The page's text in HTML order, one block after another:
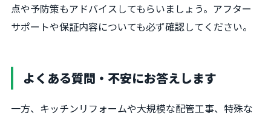
点や予防策もアドバイスしてもらいましょう。アフター
サポートや保証内容についても必ず確認してください。
よくある質問・不安にお答えします
一方、キッチンリフォームや大規模な配管工事、特殊な